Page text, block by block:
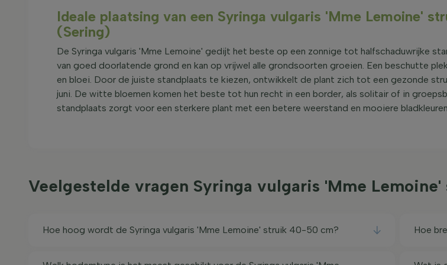
Ideale plaatsing van een Syringa vulgaris 'Mme Lemoine'
(Sering)
De Syringa vulgaris 'Mme Lemoine' gedijt het beste op een zonnige tot halfschaduwrijke
van goed doorlatende grond en kan op vrijwel alle grondsoorten groeien. Een beschutte
en bloei. Door de juiste standplaats te kiezen, ontwikkelt de plant zich tot een gezonde
juni. De witte bloemen komen het beste tot hun recht in een border, als solitair of in
standplaats zorgt voor een sterkere plant met een betere weerstand en mooiere
Veelgestelde vragen Syringa vulgaris 'Mme
Hoe hoog wordt de Syringa vulgaris 'Mme Lemoine' struik 40-50 cm? Hoe